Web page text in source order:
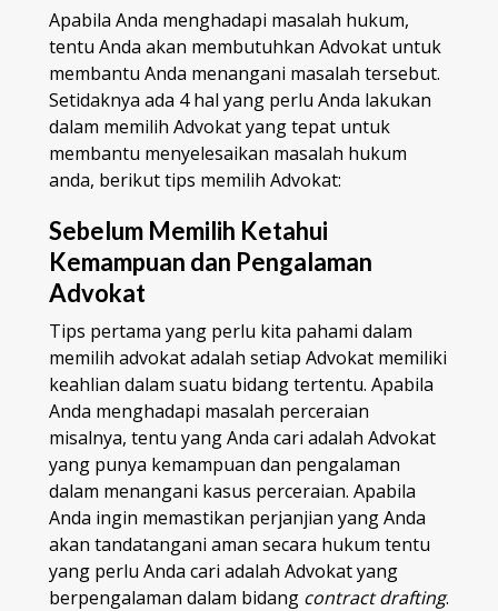
Apabila Anda menghadapi masalah hukum,
tentu Anda akan membutuhkan Advokat untuk
membantu Anda menangani masalah tersebut.
Setidaknya ada 4 hal yang perlu Anda lakukan
dalam memilih Advokat yang tepat untuk
membantu menyelesaikan masalah hukum
anda, berikut tips memilih Advokat:
Sebelum Memilih Ketahui
Kemampuan dan Pengalaman
Advokat
Tips pertama yang perlu kita pahami dalam
memilih advokat adalah setiap Advokat memiliki
keahlian dalam suatu bidang tertentu. Apabila
Anda menghadapi masalah perceraian
misalnya, tentu yang Anda cari adalah Advokat
yang punya kemampuan dan pengalaman
dalam menangani kasus perceraian. Apabila
Anda ingin memastikan perjanjian yang Anda
akan tandatangani aman secara hukum tentu
yang perlu Anda cari adalah Advokat yang
berpengalaman dalam bidang contract drafting.